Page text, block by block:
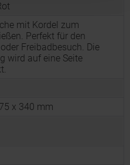
mit Kordel zum
Perfekt für den
Freibadbesuch. Die
wird auf eine Seite
x 340 mm